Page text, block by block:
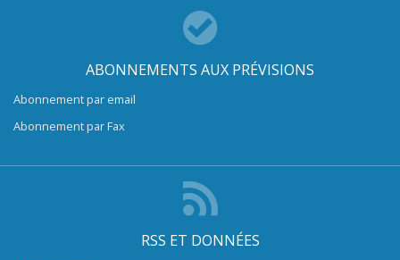
ABONNEMENTS AUX PRÉVISIONS
Abonnement par email
Abonnement par Fax
RSS ET DONNÉES